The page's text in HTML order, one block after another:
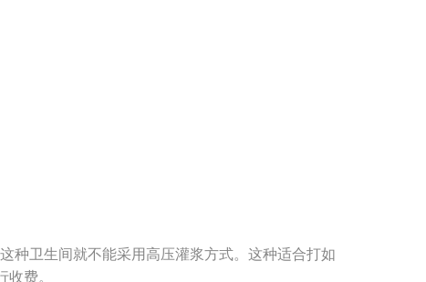
种卫生间就不能采用高压灌浆方式。这种适合打如
费。